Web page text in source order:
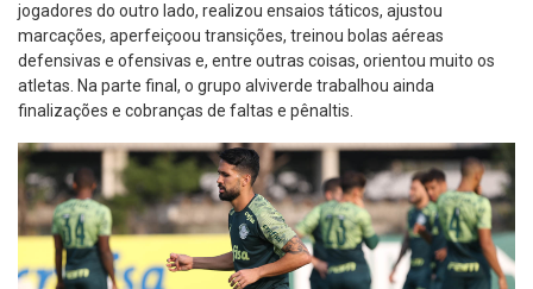
jogadores do outro lado, realizou ensaios táticos, ajustou
marcações, aperfeiçoou transições, treinou bolas aéreas
defensivas e ofensivas e, entre outras coisas, orientou muito os
atletas. Na parte final, o grupo alviverde trabalhou ainda
finalizações e cobranças de faltas e pênaltis.